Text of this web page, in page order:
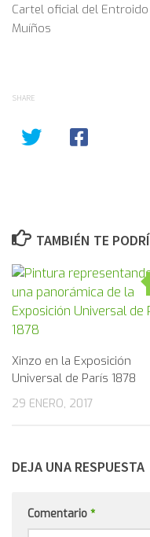
Cartel oficial del
Muíños
SHARE
TAMBIÉN TE
Xinzo en la Exposición
Universal de París 1878
29 ENERO, 2017
DEJA UNA RESPUESTA
Comentario *